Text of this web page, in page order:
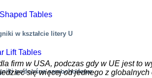
w kształcie litery U
podnośne samochodowe
firm w USA, podczas gdy w UE jest to
się więcej od jednego z